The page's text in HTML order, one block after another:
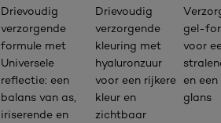
Drievoudig
verzorgende
formule met
Universele
reflectie: een
balans van as,
iriserende en
Drievoudig
verzorgende
kleuring met
hyaluronzuur
voor een rijkere
kleur en
zichtbaar
gel-
voor
en
glans